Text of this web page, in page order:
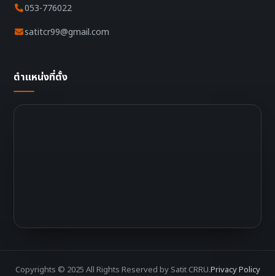
053-776022
satitcr99@gmail.com
ตำแหน่งที่ตั้ง
Copyrights © 2025 All Rights Reserved by Satit CRRU.Privacy Policy